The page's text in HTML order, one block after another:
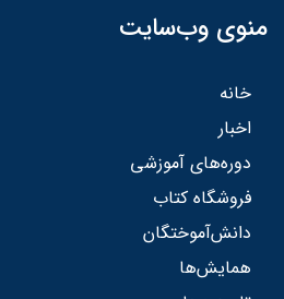
منوی وب‌سایت
خانه
اخبار
دوره‌های آموزشی
فروشگاه کتاب
دانش‌آموختگان
همایش‌ها